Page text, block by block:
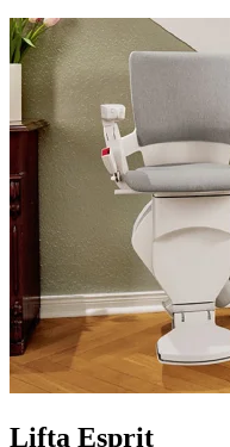
Lifta Esprit